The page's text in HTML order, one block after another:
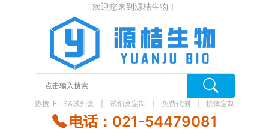
欢迎您来到源桔生物！
热搜: ELISA试剂盒 试剂盒定制 免费代测 抗体定制
电话：021-54479081